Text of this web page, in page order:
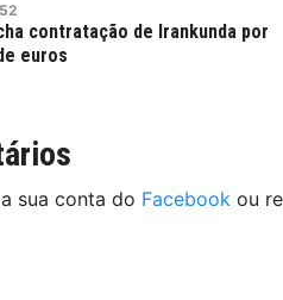
contratação de Irankunda por
euros
sua conta do Facebook ou